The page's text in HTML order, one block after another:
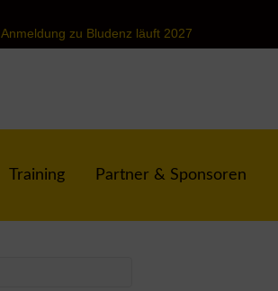
Anmeldung zu Bludenz läuft 2027
Training Partner & Sponsoren